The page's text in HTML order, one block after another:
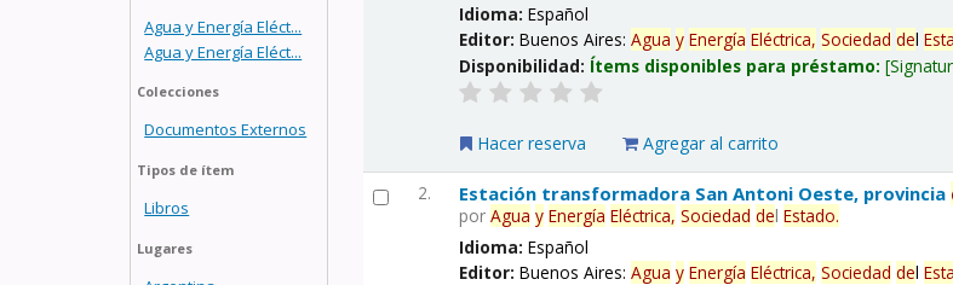
Agua y Energía Eléct...
Agua y Energía Eléct...
Colecciones
Documentos Externos
Tipos de ítem
Libros
Lugares
Idioma:Español
Editor:Buenos Aires:Agua y Energía Eléctrica, Sociedad del
Disponibilidad: Ítems disponibles para préstamo:
Hacer reserva Agregar al carrito
2. Estación transformadora San Antoni Oeste, provincia
porAgua y Energía Eléctrica, Sociedad delEstado.
Idioma:Español
Editor:Buenos Aires:Agua y Energía Eléctrica, Sociedad del